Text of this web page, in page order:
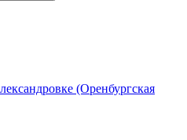
(Оренбургская